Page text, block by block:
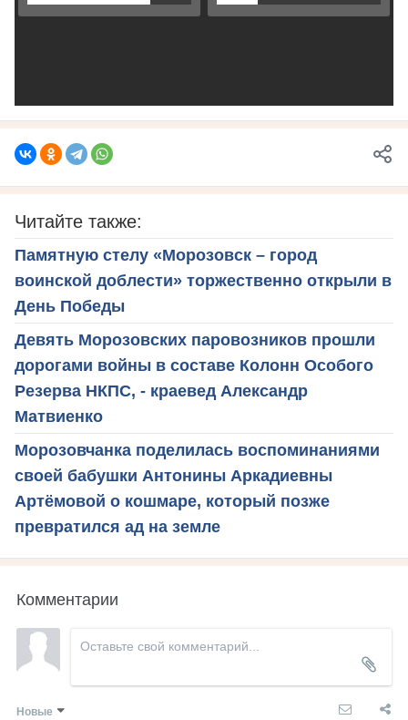
Читайте также:
Памятную стелу «Морозовск – город
воинской доблести» торжественно открыли в
День Победы
Девять Морозовских паровозников прошли
дорогами войны в составе Колонн Особого
Резерва НКПС, - краевед Александр
Матвиенко
Морозовчанка поделилась воспоминаниями
своей бабушки Антонины Аркадиевны
Артёмовой о кошмаре, который позже
превратился ад на земле
Комментарии
Новые